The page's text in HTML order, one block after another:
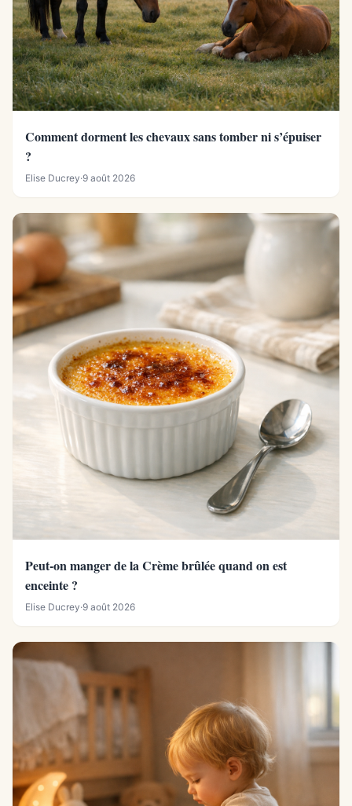
Comment dorment les chevaux sans tomber ni s’épuiser
?
Elise Ducrey·9 août 2026
Peut-on manger de la Crème brûlée quand on est
enceinte ?
Elise Ducrey·9 août 2026